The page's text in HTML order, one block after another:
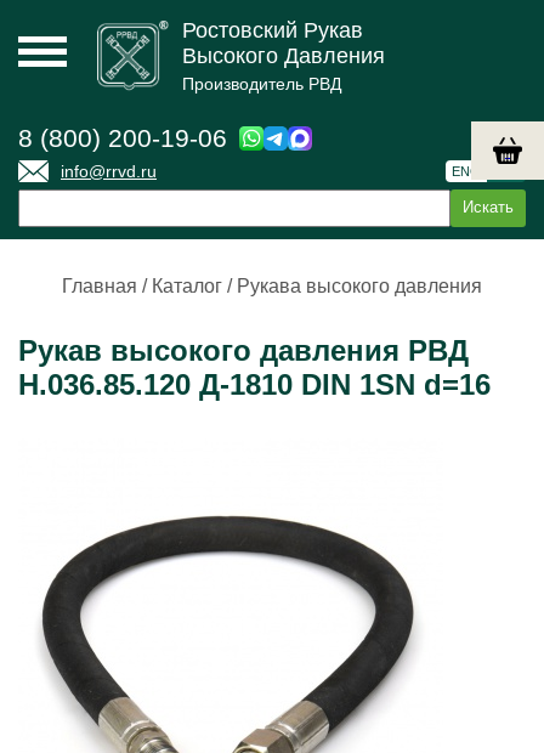
Ростовский Рукав
Высокого Давления
Производитель РВД
8 (800) 200-19-06
info@rrvd.ru ENG
Главная / Каталог / Рукава высокого давления
Рукав высокого давления РВД
Н.036.85.120 Д-1810 DIN 1SN d=16